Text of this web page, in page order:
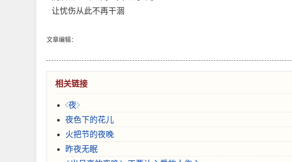
让忧伤从此不再干涸
文章编辑：
相关链接
<夜>
夜色下的花儿
火把节的夜晚
昨夜无眠